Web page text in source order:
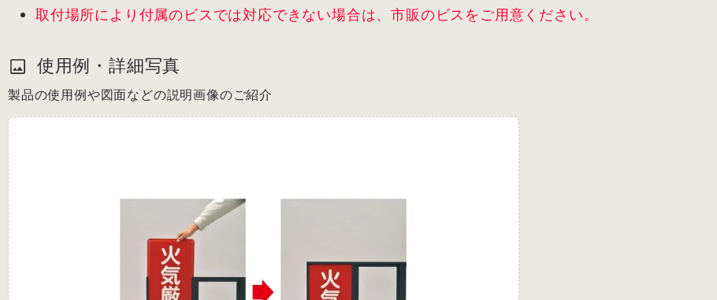
取付場所により付属のビスでは対応できない場合は、市販のビスをご用意ください。
使用例・詳細写真
製品の使用例や図面などの説明画像のご紹介